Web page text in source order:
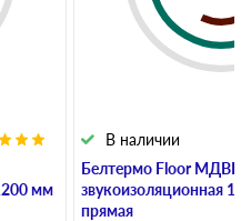
мм
Белтермо Floor МДВП
звукоизоляционная
прямая
В наличии